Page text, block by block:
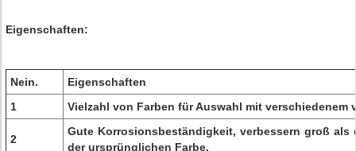
Eigenschaften:
Nein.
Eigenschaften
1
Vielzahl von Farben für Auswahl mit verschiedenem
2
Gute Korrosionsbeständigkeit, verbessern groß
der ursprünglichen Farbe.